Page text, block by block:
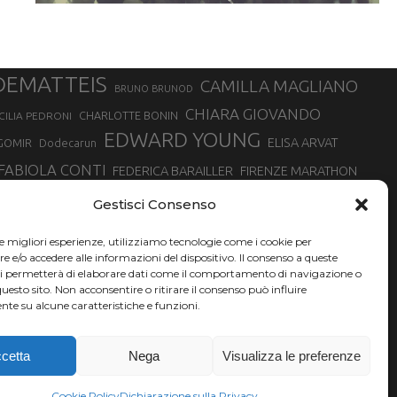
Gestisci Consenso
migliori esperienze, utilizziamo tecnologie come i cookie per
e/o accedere alle informazioni del dispositivo. Il consenso a queste
permetterà di elaborare dati come il comportamento di navigazione o
sito. Non acconsentire o ritirare il consenso può influire
su alcune caratteristiche e funzioni.
Nega Visualizza le preferenze
BRUNO BRUNOD CAMILLA MAGLIANO
PEDRONI CHARLOTTE BONIN CHIARA GIOVANDO
Dodecarun EDWARD YOUNG ELISA ARVAT
FABIOLA CONTI FEDERICA BARAILLER FIRENZE MARATHON
GIOVANNA EPIS GIULIANO CAVALLO
DI TORINO MARATONINA MARCELLA BELLETTI MARCO OLMO
MONVISO VERTICAL RACE NADIA BATTOCLETTI
BONALDI SILVIA RAMPAZZO
CHEVRIER YEMAN CRIPPA